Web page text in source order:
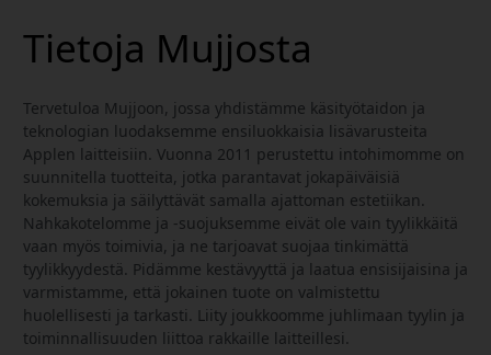
Tietoja Mujjosta
Tervetuloa Mujjoon, jossa yhdistämme käsityötaidon ja
teknologian luodaksemme ensiluokkaisia lisävarusteita
Applen laitteisiin. Vuonna 2011 perustettu intohimomme on
suunnitella tuotteita, jotka parantavat jokapäiväisiä
kokemuksia ja säilyttävät samalla ajattoman estetiikan.
Nahkakotelomme ja -suojuksemme eivät ole vain tyylikkäitä
vaan myös toimivia, ja ne tarjoavat suojaa tinkimättä
tyylikkyydestä. Pidämme kestävyyttä ja laatua ensisijaisina ja
varmistamme, että jokainen tuote on valmistettu
huolellisesti ja tarkasti. Liity joukkoomme juhlimaan tyylin ja
toiminnallisuuden liittoa rakkaille laitteillesi.